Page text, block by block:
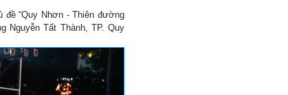
“Quy Nhơn - Thiên đường
Nguyễn Tất Thành, TP. Quy